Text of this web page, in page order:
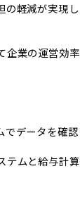
の軽減が実現し
企業の運営効率
でデータを確認
テムと給与計算